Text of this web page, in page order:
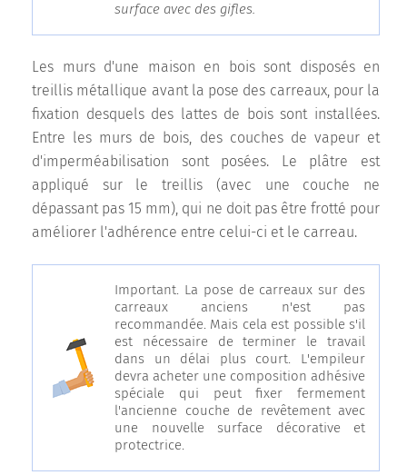
surface avec des gifles.
Les murs d'une maison en bois sont disposés en
treillis métallique avant la pose des carreaux, pour la
fixation desquels des lattes de bois sont installées.
Entre les murs de bois, des couches de vapeur et
d'imperméabilisation sont posées. Le plâtre est
appliqué sur le treillis (avec une couche ne
dépassant pas 15 mm), qui ne doit pas être frotté pour
améliorer l'adhérence entre celui-ci et le carreau.
Important. La pose de carreaux sur des
carreaux anciens n'est pas
recommandée. Mais cela est possible s'il
est nécessaire de terminer le travail
dans un délai plus court. L'empileur
devra acheter une composition adhésive
spéciale qui peut fixer fermement
l'ancienne couche de revêtement avec
une nouvelle surface décorative et
protectrice.